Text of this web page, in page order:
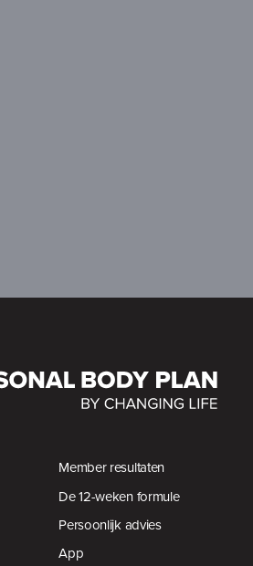
Member resultaten
De 12-weken formule
Persoonlijk advies
App